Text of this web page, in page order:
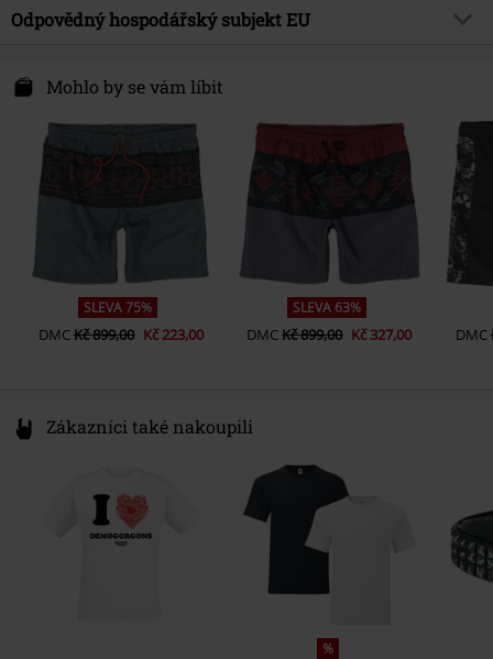
Exkluzivně
Ano
Datum vydání
Barva
černá
Vrchní materiál
100% polyester
Odpovědný hospodářský subjekt EU
Darmer Esch 70 a
Germany
www.emp.de
Mohlo by se vám líbit
SLEVA 75%
DMCKč 899,00 Kč 223,00
SLEVA 63%
DMCKč 899,00 Kč 327,00 DMC
Zákazníci také nakoupili
%